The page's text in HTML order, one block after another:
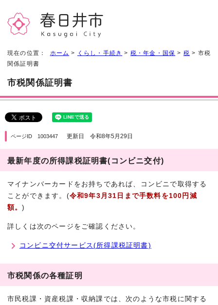
現在の位置： ホーム > くらし・手続き > 税・年金・国保 > 税 > 市税
関係証明書
市税関係証明書
ページID 1003447 更新日 令和8年5月29日
最新年度の所得課税証明書(コンビニ交付)
マイナンバーカードをお持ちであれば、コンビニで取得する
ことができます。(令和9年3月31日まで手数料を100円減
額。)
詳しくは次のページをご確認ください。
コンビニ交付サービス(所得課税証明書)
市税関係の各種証明
市民税課・資産税課・収納課では、次のような市税に関する